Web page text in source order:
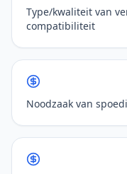
Type/kwaliteit van
compatibiliteit
Noodzaak van